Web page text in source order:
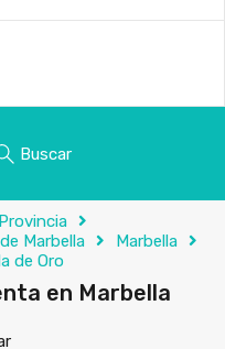
Buscar
Marbella
Marbella
de Oro
en Marbella